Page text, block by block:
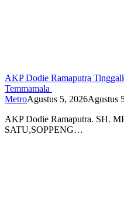
AKP Dodie Ramaputra
Temmamala
MetroAgustus 5, 2026Agustus
AKP Dodie Ramaputra. SH.
SATU,SOPPENG…